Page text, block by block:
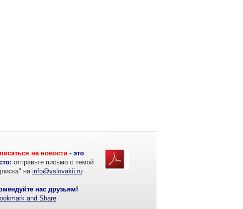
на новости - это
отправьте письмо с темой
на info@vslovakii.ru
нас друзьям!